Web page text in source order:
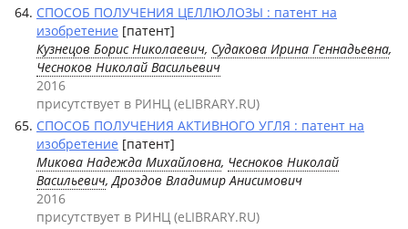
СПОСОБ ПОЛУЧЕНИЯ ЦЕЛЛЮЛОЗЫ : патент на
изобретение [патент]
Кузнецов Борис Николаевич, Судакова Ирина Геннадьевна,
Чесноков Николай Васильевич
2016
присутствует в РИНЦ (eLIBRARY.RU)
СПОСОБ ПОЛУЧЕНИЯ АКТИВНОГО УГЛЯ : патент на
изобретение [патент]
Микова Надежда Михайловна, Чесноков Николай
Васильевич, Дроздов Владимир Анисимович
2016
присутствует в РИНЦ (eLIBRARY.RU)